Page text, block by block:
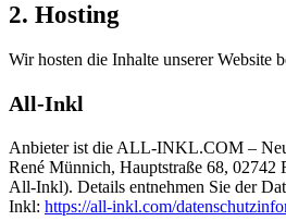
2. Hosting
Wir hosten die Inhalte unserer Website
All-Inkl
Anbieter ist die ALL-INKL.COM –
René Münnich, Hauptstraße 68, 02742
All-Inkl). Details entnehmen Sie der
Inkl: https://all-inkl.com/